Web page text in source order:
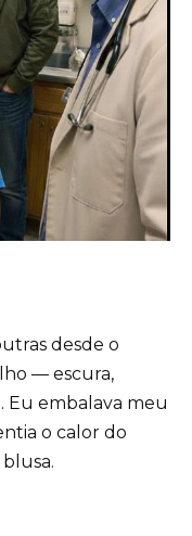
desde o
— escura,
Eu embalava meu
o calor do